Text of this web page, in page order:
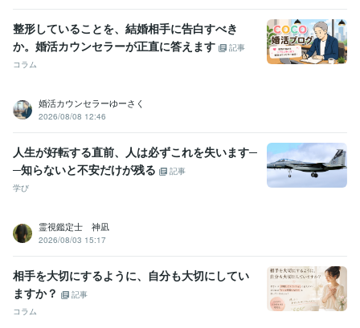
整形していることを、結婚相手に告白すべき
か。婚活カウンセラーが正直に答えます
記事
コラム
婚活カウンセラーゆーさく
2026/08/08 12:46
人生が好転する直前、人は必ずこれを失います─
─知らないと不安だけが残る
記事
学び
霊視鑑定士 神凪
2026/08/03 15:17
相手を大切にするように、自分も大切にしてい
ますか？
記事
コラム